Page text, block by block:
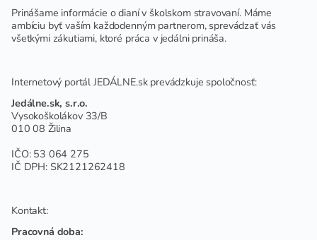
Prinášame informácie o dianí v školskom stravovaní. Máme
ambíciu byť vaším každodenným partnerom, sprevádzať vás
všetkými zákutiami, ktoré práca v jedálni prináša.
Internetový portál JEDÁLNE.sk prevádzkuje spoločnosť:
Jedálne.sk, s.r.o.
Vysokoškolákov 33/B
010 08 Žilina
IČO: 53 064 275
IČ DPH: SK2121262418
Kontakt:
Pracovná doba: